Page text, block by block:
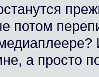
потом
а просто